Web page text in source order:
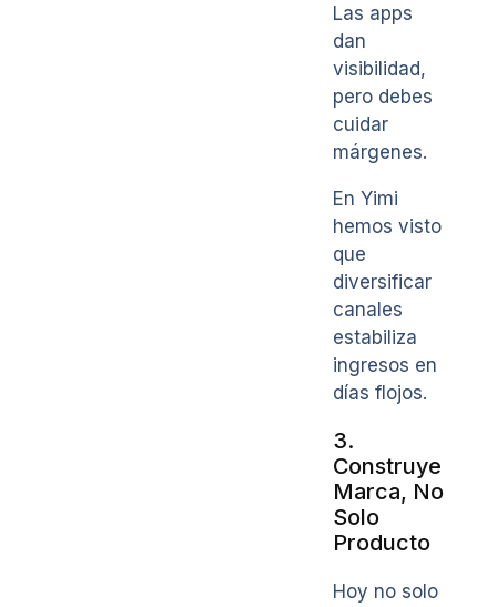
Las apps
dan
visibilidad,
pero debes
cuidar
márgenes.
En Yimi
hemos visto
que
diversificar
canales
estabiliza
ingresos en
días flojos.
3.
Construye
Marca, No
Solo
Producto
Hoy no solo